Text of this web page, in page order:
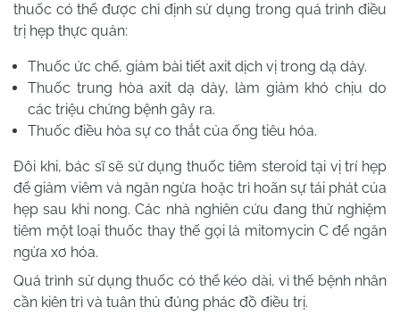
thuốc có thể được chỉ định sử dụng trong quá trình điều
trị hẹp thực quản:
Thuốc ức chế, giảm bài tiết axit dịch vị trong dạ dày.
Thuốc trung hòa axit dạ dày, làm giảm khó chịu do
các triệu chứng bệnh gây ra.
Thuốc điều hòa sự co thắt của ống tiêu hóa.
Đôi khi, bác sĩ sẽ sử dụng thuốc tiêm steroid tại vị trí hẹp
để giảm viêm và ngăn ngừa hoặc trì hoãn sự tái phát của
hẹp sau khi nong. Các nhà nghiên cứu đang thử nghiệm
tiêm một loại thuốc thay thế gọi là mitomycin C để ngăn
ngừa xơ hóa.
Quá trình sử dụng thuốc có thể kéo dài, vì thế bệnh nhân
cần kiên trì và tuân thủ đúng phác đồ điều trị.